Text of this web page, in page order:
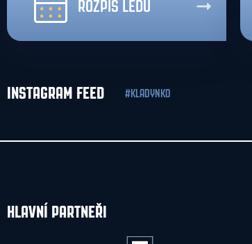
ROZPIS LEDU
INSTAGRAM FEED #KLADYNKO
HLAVNÍ PARTNEŘI